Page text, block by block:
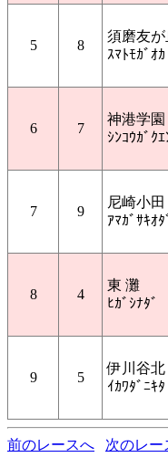
5 8
須磨友が
ｽﾏﾄﾓｶﾞｵｶ
6 7
神港学園
ｼﾝｺｳｶﾞｸｴ
7 9
尼崎小田
ｱﾏｶﾞｻｷｵﾀ
8 4
東 灘
ﾋｶﾞｼﾅﾀﾞ
9 5
伊川谷北
ｲｶﾜﾀﾞﾆｷﾀ
前のレースへ 次のレー